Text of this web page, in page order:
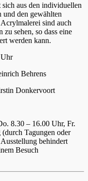
aus den individuellen
und den gewählten
sind auch
sehen, so dass eine
werden kann.
Behrens
Donkervoort
8.30 – 16.00 Uhr, Fr.
Tagungen oder
behindert
Besuch